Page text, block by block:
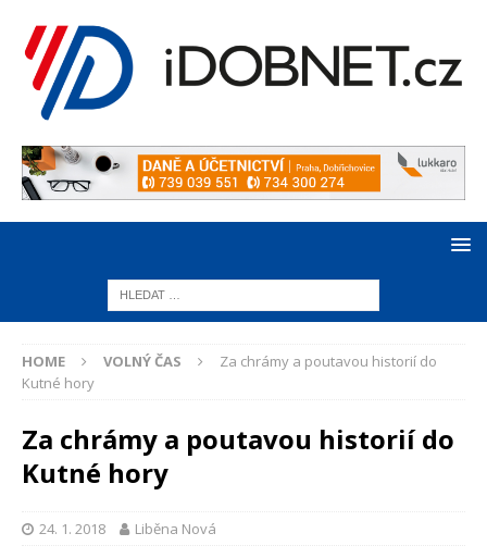
HOME VOLNÝ ČAS
Za chrámy a poutavou historií do
Kutné hory
Za chrámy a poutavou historií do
Kutné hory
24. 1. 2018 Liběna Nová